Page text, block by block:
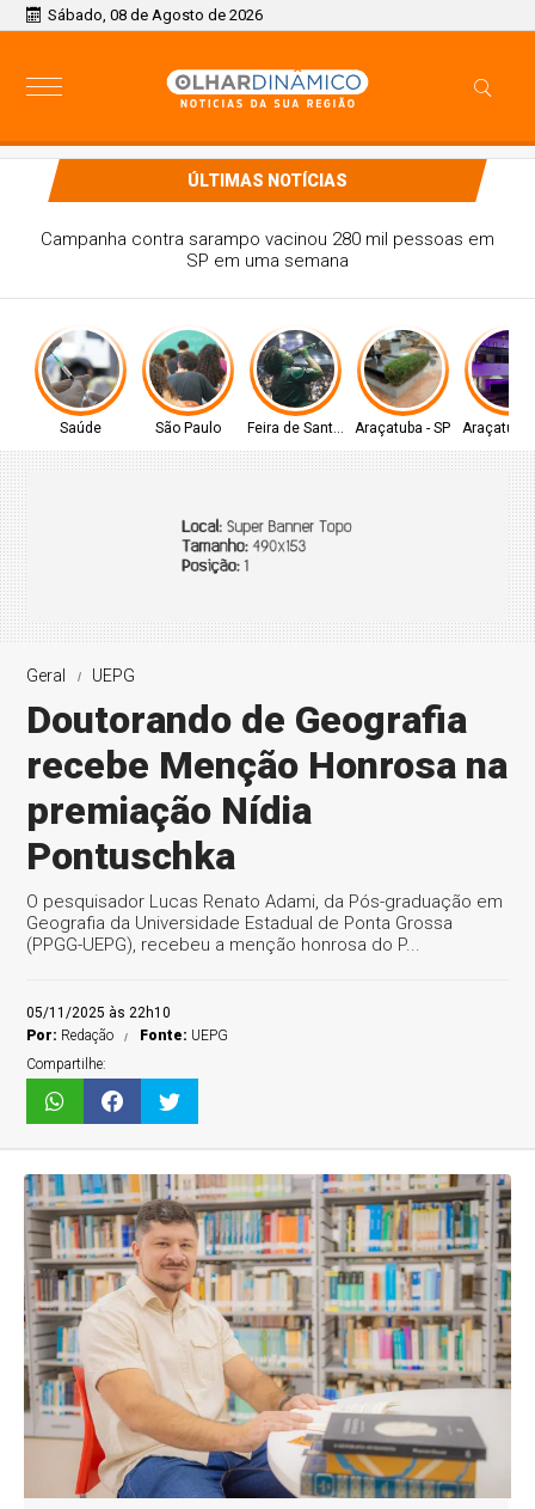
Sábado, 08 de Agosto de 2026
ÚLTIMAS NOTÍCIAS
31ª Marcha para Jesus reúne centenas de feirenses na
abertura de edição inédita com dois dias de programação
Saúde São Paulo Feira de Santana-BAAraçatuba - SP Araçatuba
Geral UEPG
Doutorando de Geografia
recebe Menção Honrosa na
premiação Nídia
Pontuschka
O pesquisador Lucas Renato Adami, da Pós-graduação em
Geografia da Universidade Estadual de Ponta Grossa
(PPGG-UEPG), recebeu a menção honrosa do P...
05/11/2025 às 22h10
Por: Redação Fonte: UEPG
Compartilhe: